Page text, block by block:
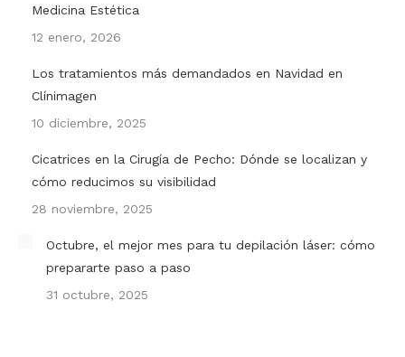
Medicina Estética
12 enero, 2026
Los tratamientos más demandados en Navidad en
Clínimagen
10 diciembre, 2025
Cicatrices en la Cirugía de Pecho: Dónde se localizan y
cómo reducimos su visibilidad
28 noviembre, 2025
Octubre, el mejor mes para tu depilación láser: cómo
prepararte paso a paso
31 octubre, 2025